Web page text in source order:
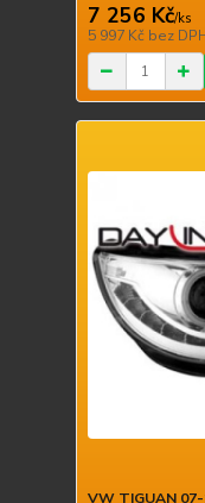
7 256 Kč/ks
5 997 Kč bez
VW TIGUAN